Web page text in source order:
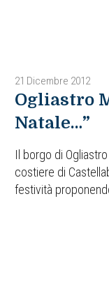
21 Dicembre 2012
Ogliastro
Natale…”
Il borgo di
costiere di
festività